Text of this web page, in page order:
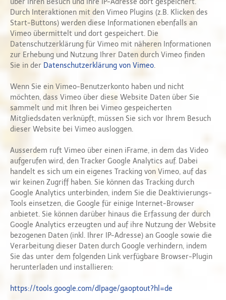
über Ihren Besuch und Ihre IP-Adresse dort gespeichert.
Durch Interaktionen mit den Vimeo Plugins (z.B. Klicken des
Start-Buttons) werden diese Informationen ebenfalls an
Vimeo übermittelt und dort gespeichert. Die
Datenschutzerklärung für Vimeo mit näheren Informationen
zur Erhebung und Nutzung Ihrer Daten durch Vimeo finden
Sie in der Datenschutzerklärung von Vimeo.
Wenn Sie ein Vimeo-Benutzerkonto haben und nicht
möchten, dass Vimeo über diese Website Daten über Sie
sammelt und mit Ihren bei Vimeo gespeicherten
Mitgliedsdaten verknüpft, müssen Sie sich vor Ihrem Besuch
dieser Website bei Vimeo ausloggen.
Ausserdem ruft Vimeo über einen iFrame, in dem das Video
aufgerufen wird, den Tracker Google Analytics auf. Dabei
handelt es sich um ein eigenes Tracking von Vimeo, auf das
wir keinen Zugriff haben. Sie können das Tracking durch
Google Analytics unterbinden, indem Sie die Deaktivierungs-
Tools einsetzen, die Google für einige Internet-Browser
anbietet. Sie können darüber hinaus die Erfassung der durch
Google Analytics erzeugten und auf ihre Nutzung der Website
bezogenen Daten (inkl. Ihrer IP-Adresse) an Google sowie die
Verarbeitung dieser Daten durch Google verhindern, indem
Sie das unter dem folgenden Link verfügbare Browser-Plugin
herunterladen und installieren:
https://tools.google.com/dlpage/gaoptout?hl=de